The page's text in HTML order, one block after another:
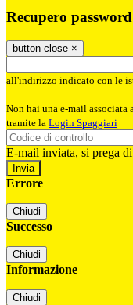
Recupero password
button close ×
all'indirizzo indicato con le
Non hai una e-mail associata
tramite la Login Spaggiari
E-mail inviata, si prega
Errore
Chiudi
Successo
Chiudi
Informazione
Chiudi